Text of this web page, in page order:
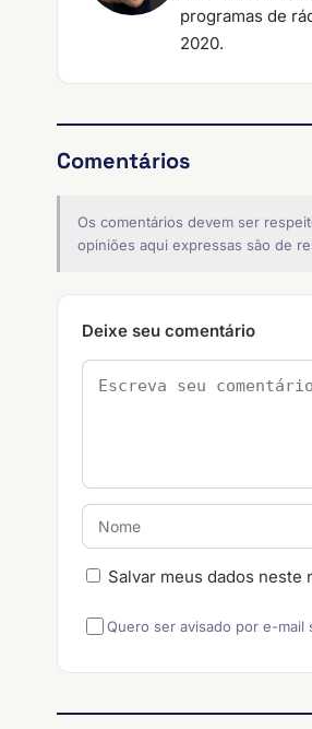
programas de
2020.
Comentários
Os comentários devem ser
opiniões aqui expressas são de
Deixe seu comentário
Salvar meus dados neste
Quero ser avisado por e-mail